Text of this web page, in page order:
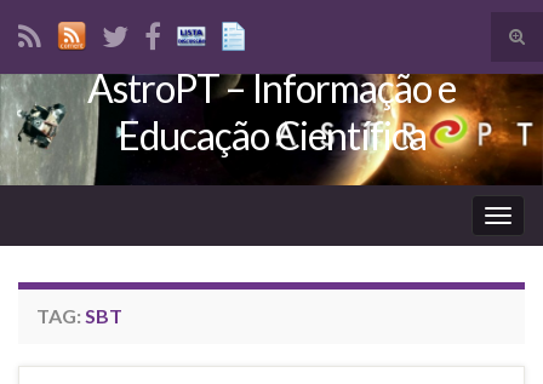
Search for:
AstroPT – Informação e
Educação Científica
TAG: SBT